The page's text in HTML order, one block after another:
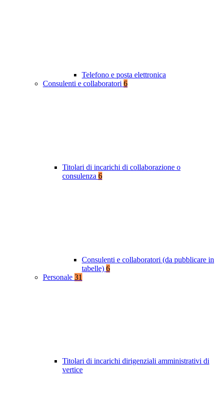
Telefono e posta elettronica
Consulenti e collaboratori 6
Titolari di incarichi di collaborazione o
consulenza 6
Consulenti e collaboratori (da pubblicare in
tabelle) 6
Personale 31
Titolari di incarichi dirigenziali amministrativi di
vertice